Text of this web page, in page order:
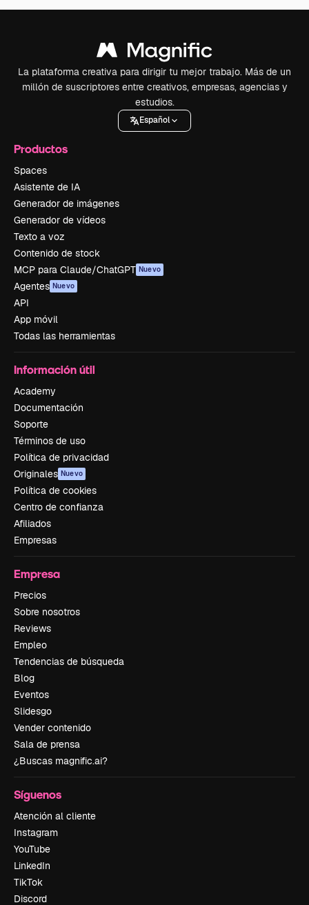
La plataforma creativa para dirigir tu mejor trabajo. Más de un
millón de suscriptores entre creativos, empresas, agencias y
estudios.
Español
Productos
Spaces
Asistente de IA
Generador de imágenes
Generador de vídeos
Texto a voz
Contenido de stock
MCP para Claude/ChatGPT Nuevo
Agentes Nuevo
API
App móvil
Todas las herramientas
Información útil
Academy
Documentación
Soporte
Términos de uso
Política de privacidad
Originales Nuevo
Política de cookies
Centro de confianza
Afiliados
Empresas
Empresa
Precios
Sobre nosotros
Reviews
Empleo
Tendencias de búsqueda
Blog
Eventos
Slidesgo
Vender contenido
Sala de prensa
¿Buscas magnific.ai?
Síguenos
Atención al cliente
Instagram
YouTube
LinkedIn
TikTok
Discord